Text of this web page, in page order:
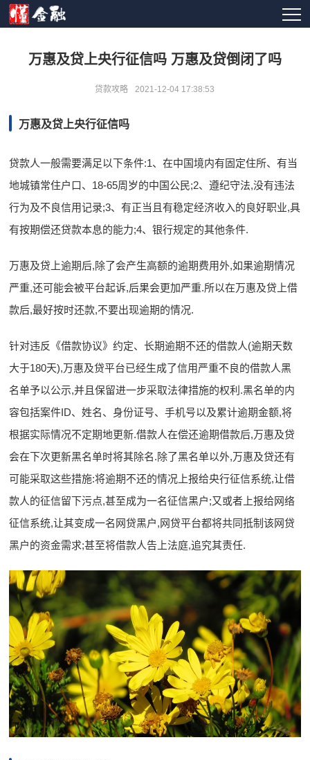
万惠及贷上央行征信吗 万惠及贷倒闭了吗
贷款攻略 2021-12-04 17:38:53
万惠及贷上央行征信吗
贷款人一般需要满足以下条件:1、在中国境内有固定住所、有当
地城镇常住户口、18-65周岁的中国公民;2、遵纪守法,没有违法
行为及不良信用记录;3、有正当且有稳定经济收入的良好职业,具
有按期偿还贷款本息的能力;4、银行规定的其他条件.
万惠及贷上逾期后,除了会产生高额的逾期费用外,如果逾期情况
严重,还可能会被平台起诉,后果会更加严重.所以在万惠及贷上借
款后,最好按时还款,不要出现逾期的情况.
针对违反《借款协议》约定、长期逾期不还的借款人(逾期天数
大于180天),万惠及贷平台已经生成了信用严重不良的借款人黑
名单予以公示,并且保留进一步采取法律措施的权利.黑名单的内
容包括案件ID、姓名、身份证号、手机号以及累计逾期金额,将
根据实际情况不定期地更新.借款人在偿还逾期借款后,万惠及贷
会在下次更新黑名单时将其除名.除了黑名单以外,万惠及贷还有
可能采取这些措施:将逾期不还的情况上报给央行征信系统,让借
款人的征信留下污点,甚至成为一名征信黑户;又或者上报给网络
征信系统,让其变成一名网贷黑户,网贷平台都将共同抵制该网贷
黑户的资金需求;甚至将借款人告上法庭,追究其责任.